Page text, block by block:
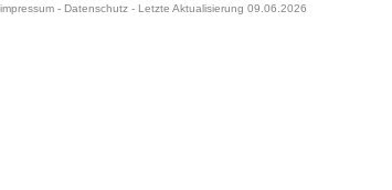
impressum- Datenschutz- Letzte Aktualisierung 09.06.2026